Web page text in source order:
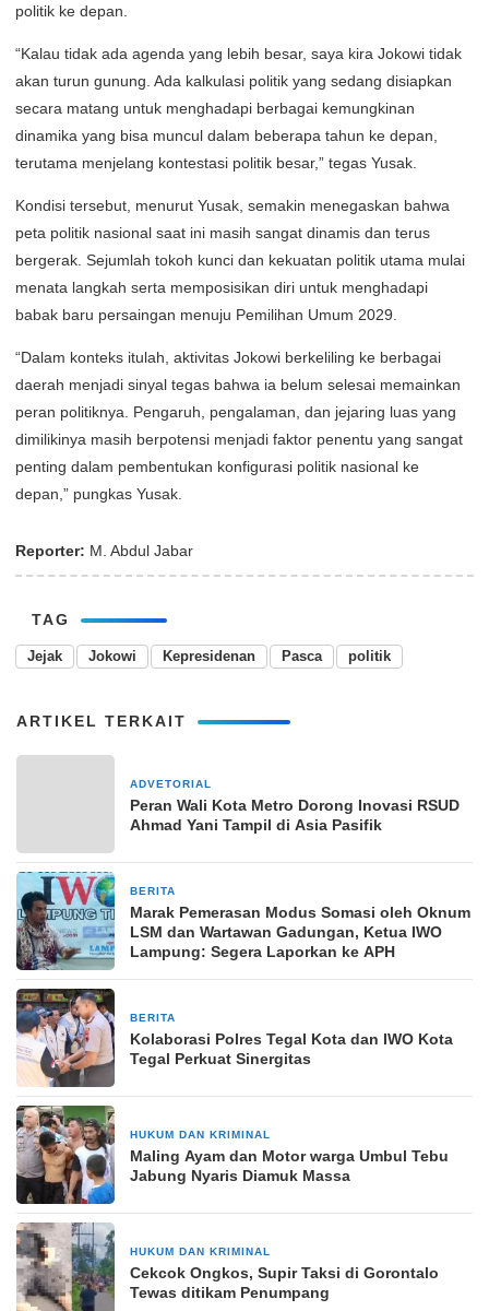
politik ke depan.
“Kalau tidak ada agenda yang lebih besar, saya kira Jokowi tidak
akan turun gunung. Ada kalkulasi politik yang sedang disiapkan
secara matang untuk menghadapi berbagai kemungkinan
dinamika yang bisa muncul dalam beberapa tahun ke depan,
terutama menjelang kontestasi politik besar,” tegas Yusak.
Kondisi tersebut, menurut Yusak, semakin menegaskan bahwa
peta politik nasional saat ini masih sangat dinamis dan terus
bergerak. Sejumlah tokoh kunci dan kekuatan politik utama mulai
menata langkah serta memposisikan diri untuk menghadapi
babak baru persaingan menuju Pemilihan Umum 2029.
“Dalam konteks itulah, aktivitas Jokowi berkeliling ke berbagai
daerah menjadi sinyal tegas bahwa ia belum selesai memainkan
peran politiknya. Pengaruh, pengalaman, dan jejaring luas yang
dimilikinya masih berpotensi menjadi faktor penentu yang sangat
penting dalam pembentukan konfigurasi politik nasional ke
depan,” pungkas Yusak.
Reporter: M. Abdul Jabar
TAG
Jejak Jokowi Kepresidenan Pasca politik
ARTIKEL TERKAIT
ADVETORIAL
Peran Wali Kota Metro Dorong Inovasi RSUD
Ahmad Yani Tampil di Asia Pasifik
BERITA
Marak Pemerasan Modus Somasi oleh Oknum
LSM dan Wartawan Gadungan, Ketua IWO
Lampung: Segera Laporkan ke APH
BERITA
Kolaborasi Polres Tegal Kota dan IWO Kota
Tegal Perkuat Sinergitas
HUKUM DAN KRIMINAL
Maling Ayam dan Motor warga Umbul Tebu
Jabung Nyaris Diamuk Massa
HUKUM DAN KRIMINAL
Cekcok Ongkos, Supir Taksi di Gorontalo
Tewas ditikam Penumpang